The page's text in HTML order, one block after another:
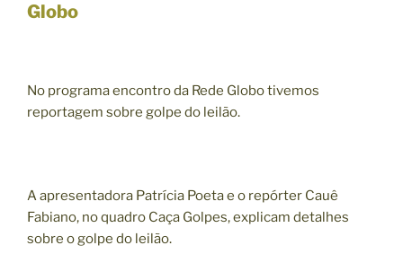
Globo
No programa encontro da Rede Globo tivemos
reportagem sobre golpe do leilão.
A apresentadora Patrícia Poeta e o repórter Cauê
Fabiano, no quadro Caça Golpes, explicam detalhes
sobre o golpe do leilão.